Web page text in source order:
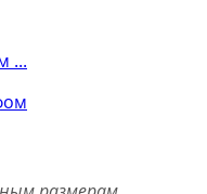
...